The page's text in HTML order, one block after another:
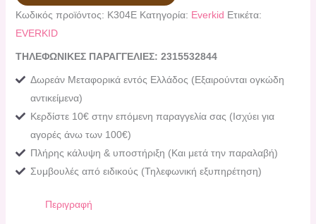
Κωδικός προϊόντος: K304E Κατηγορία: Everkid Ετικέτα:
EVERKID
ΤΗΛΕΦΩΝΙΚΕΣ ΠΑΡΑΓΓΕΛΙΕΣ: 2315532844
Δωρεάν Μεταφορικά εντός Ελλάδος (Εξαιρούνται ογκώδη
αντικείμενα)
Κερδίστε 10€ στην επόμενη παραγγελία σας (Ισχύει για
αγορές άνω των 100€)
Πλήρης κάλυψη & υποστήριξη (Και μετά την παραλαβή)
Συμβουλές από ειδικούς (Τηλεφωνική εξυπηρέτηση)
Περιγραφή